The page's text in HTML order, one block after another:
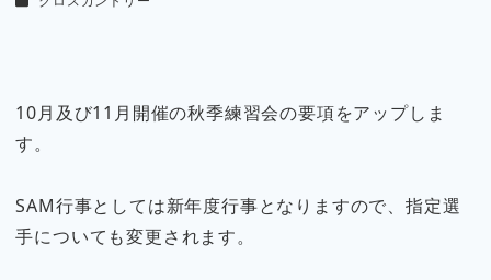
10月及び11月開催の秋季練習会の要項をアップしま
す。
SAM行事としては新年度行事となりますので、指定選
手についても変更されます。